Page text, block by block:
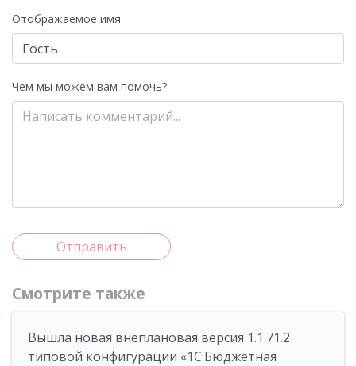
Отображаемое имя
Чем мы можем вам помочь?
Отправить
Смотрите также
Вышла новая внеплановая версия 1.1.71.2
типовой конфигурации «1C:Бюджетная